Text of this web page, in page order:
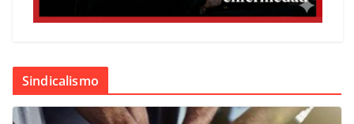
Sindicalismo